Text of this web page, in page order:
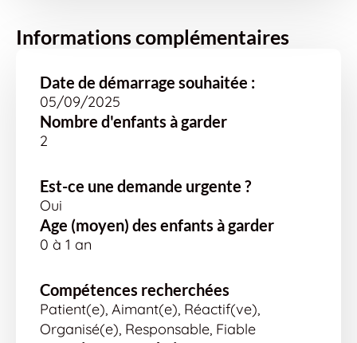
Informations complémentaires
Date de démarrage souhaitée :
05/09/2025
Nombre d'enfants à garder
2
Est-ce une demande urgente ?
Oui
Age (moyen) des enfants à garder
0 à 1 an
Compétences recherchées
Patient(e), Aimant(e), Réactif(ve),
Organisé(e), Responsable, Fiable